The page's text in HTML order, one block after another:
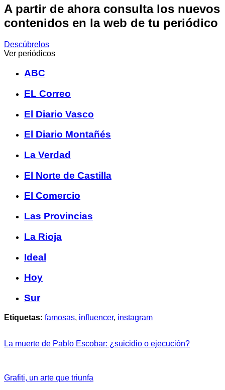
A partir de ahora consulta los nuevos
contenidos en la web de tu periódico
Descúbrelos
Ver periódicos
ABC
EL Correo
El Diario Vasco
El Diario Montañés
La Verdad
El Norte de Castilla
El Comercio
Las Provincias
La Rioja
Ideal
Hoy
Sur
Etiquetas: famosas, influencer, instagram
La muerte de Pablo Escobar: ¿suicidio o ejecución?
Grafiti, un arte que triunfa